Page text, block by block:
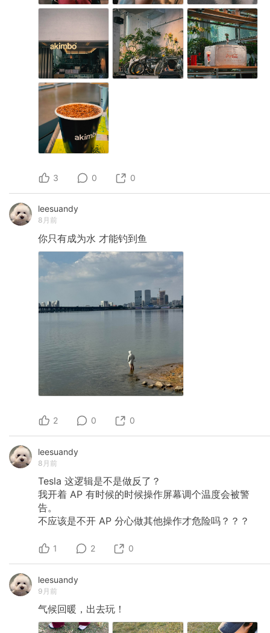
3 0 0
leesuandy
8月前
你只有成为水 才能钓到鱼
2 0 0
leesuandy
8月前
Tesla 这逻辑是不是做反了？
我开着 AP 有时候的时候操作屏幕调个温度会被警
告。
不应该是不开 AP 分心做其他操作才危险吗？？？
1 2 0
leesuandy
9月前
气候回暖，出去玩！